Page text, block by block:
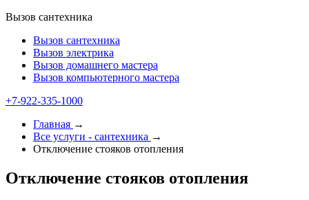
Вызов сантехника
Вызов сантехника
Вызов электрика
Вызов домашнего мастера
Вызов компьютерного мастера
+7-922-335-1000
Главная →
Все услуги - cантехника →
Отключение стояков отопления
Отключение стояков отопления